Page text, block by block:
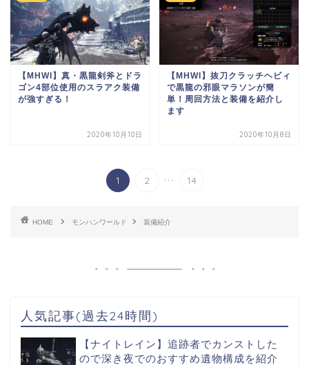
【MHWI】真・黒龍剣斧とドラ
ゴン4部位使用のスラアク装備
が強すぎる！
2020年10月10日
【MHWI】抜刀クラッチヘビィ
で黒龍の邪眼マラソンが簡
単！周回方法と装備を紹介し
ます
2020年10月8日
1 2 ... 14
HOME モンハンワールド 装備紹介
人気記事(過去24時間)
【ナイトレイン】追跡者でカンストした
ので深き夜でのおすすめ遺物構成を紹介